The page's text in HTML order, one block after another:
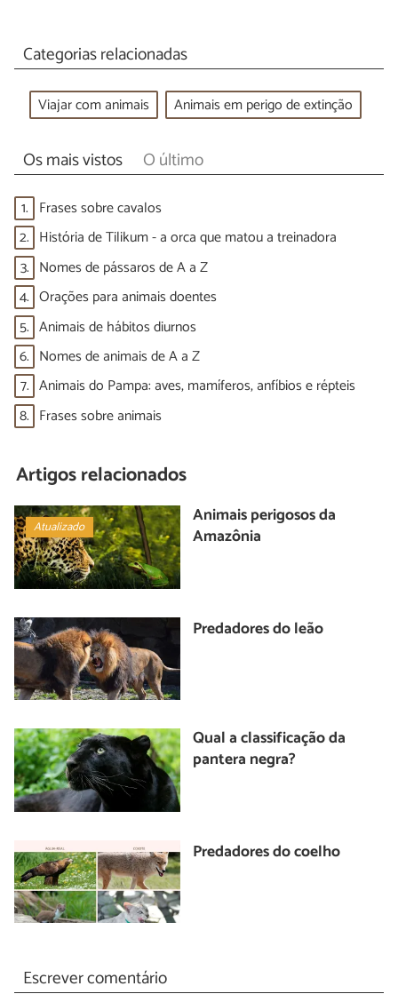
Categorias relacionadas
Viajar com animais Animais em perigo de extinção
Os mais vistos O último
1. Frases sobre cavalos
2. História de Tilikum - a orca que matou a treinadora
3. Nomes de pássaros de A a Z
4. Orações para animais doentes
5. Animais de hábitos diurnos
6. Nomes de animais de A a Z
7. Animais do Pampa: aves, mamíferos, anfíbios e répteis
8. Frases sobre animais
Artigos relacionados
Atualizado
Animais perigosos da
Amazônia
Predadores do leão
Qual a classificação da
pantera negra?
Predadores do coelho
Escrever comentário